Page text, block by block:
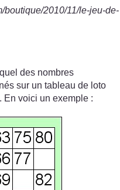
boutique/2010/11/le-jeu-de-
des nombres
sur un tableau de loto
En voici un exemple :